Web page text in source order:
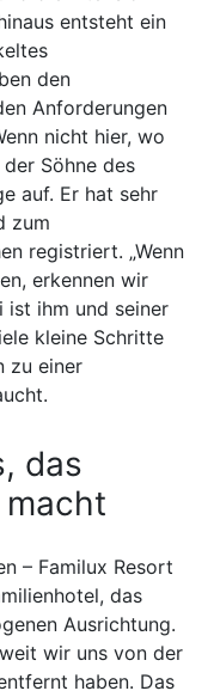
entsteht ein
den
Anforderungen
nicht hier, wo
Söhne des
auf. Er hat sehr
zum
registriert. „Wenn
erkennen wir
ist ihm und seiner
kleine Schritte
zu einer
das
– Familux Resort
das
Ausrichtung.
wir uns von der
haben. Das